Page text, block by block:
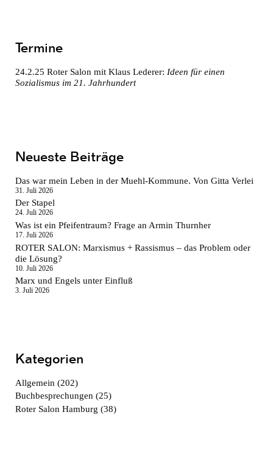
Termine
24.2.25Roter Salon mit Klaus Lederer: Ideen für einen
Sozialismus im 21. Jahrhundert
Neueste Beiträge
Das war mein Leben in der Muehl-Kommune. Von Gitta Verlei
31. Juli 2026
Der Stapel
24. Juli 2026
Was ist ein Pfeifentraum? Frage an Armin Thurnher
17. Juli 2026
ROTER SALON: Marxismus + Rassismus – das Problem oder
die Lösung?
10. Juli 2026
Marx und Engels unter Einfluß
3. Juli 2026
Kategorien
Allgemein (202)
Buchbesprechungen (25)
Roter Salon Hamburg (38)